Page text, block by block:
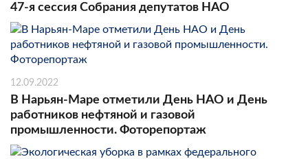
47-я сессия Собрания депутатов НАО
12.09.2022
В Нарьян-Маре отметили День НАО и День
работников нефтяной и газовой
промышленности. Фоторепортаж